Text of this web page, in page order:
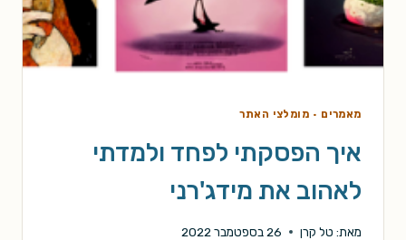
מאמרים · מומלצי האתר
איך הפסקתי לפחד ולמדתי
לאהוב את מידג'רני
מאת: טל קרן 26 בספטמבר 2022